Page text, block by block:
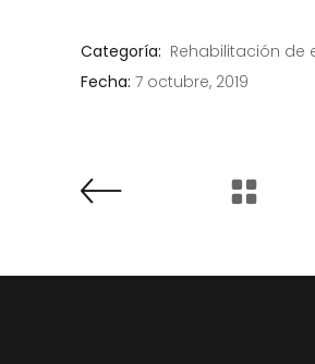
Categoría: Rehabilitación de
Fecha: 7 octubre, 2019